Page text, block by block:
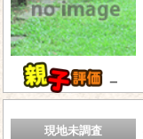
－
現地未調査